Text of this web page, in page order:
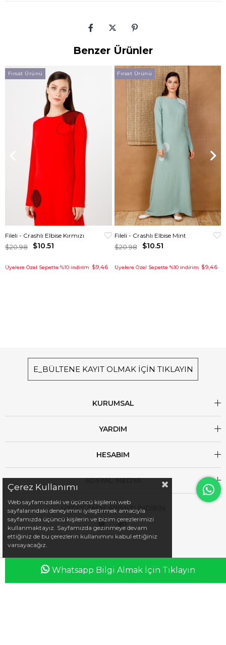
Benzer Ürünler
Fileli - Crashlı Elbise Kırmızı
$10.51
$20.98
Fırsat Ürünü
Üyelere Özel Sepette %10 indirim $9,46
Fileli - Crashlı Elbise Mint
$10.51
$20.98
Fırsat Ürünü
Üyelere Özel Sepette %10 indirim $9,46
E_BÜLTENE KAYIT OLMAK İÇİN TIKLAYIN
KURUMSAL
YARDIM
HESABIM
SOSYAL MEDYA
UYGULAMALARIMIZI İNDİRİN
Whatsapp Bilgi Almak İçin Tıklayın
Çerez Kullanımı
Web sayfamızdaki ve üçüncü kişilerin web
sayfalarındaki deneyimini iyileştirmek amacıyla
sayfamızda üçüncü kişilerin ve bizim çerezlerimizi
kullanmaktayız. Sayfamızda gezinmeye devam
ettiğiniz de bu çerezlerin kullanımını kabul ettiğiniz
varsayacağız.
Anasayfa Favorilerim Sepetim Üye Girişi